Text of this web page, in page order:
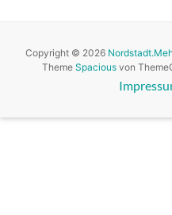
Copyright © 2026
ThemeSpacious von